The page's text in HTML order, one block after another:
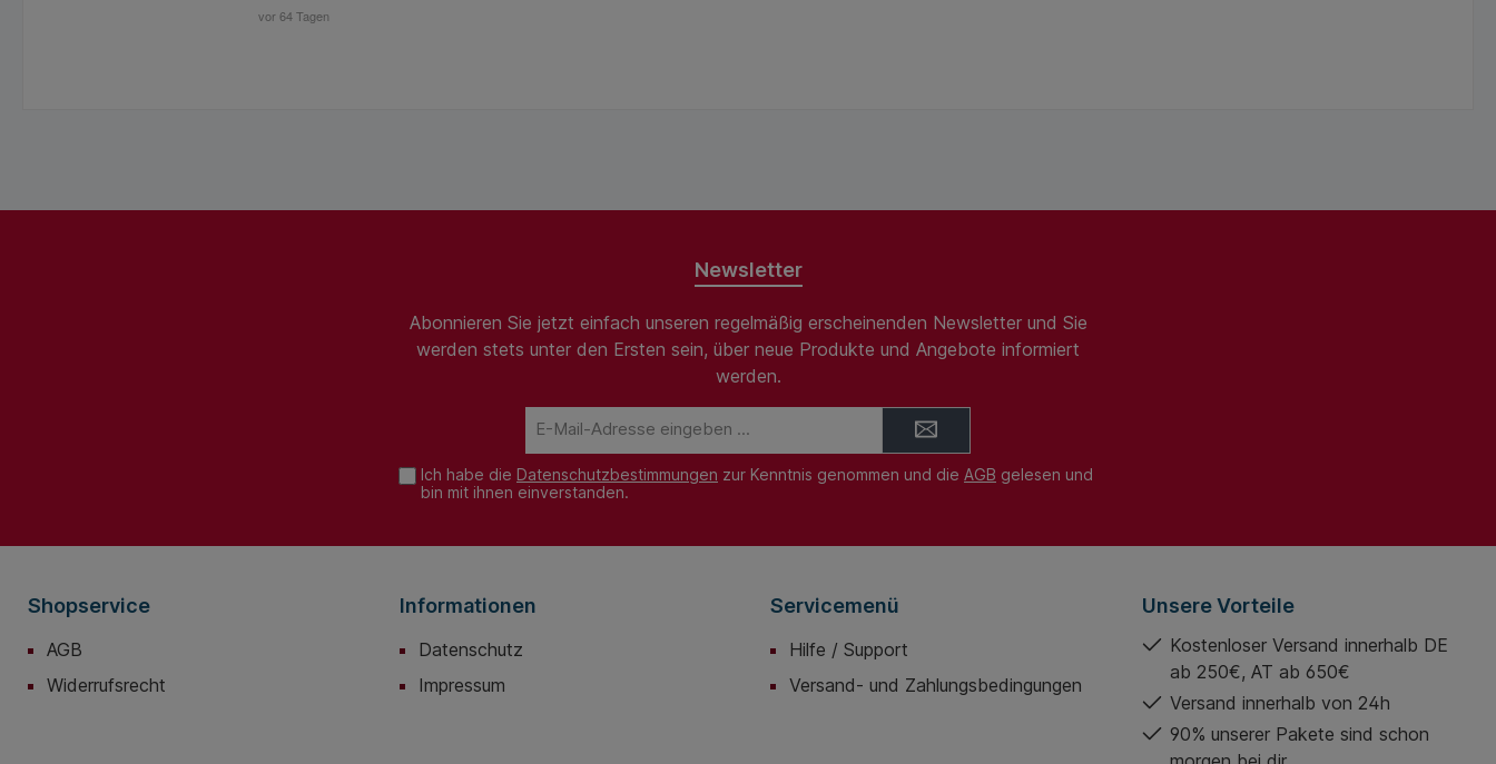
Newsletter
Abonnieren Sie jetzt einfach unseren regelmäßig erscheinenden Newsletter und Sie
werden stets unter den Ersten sein, über neue Produkte und Angebote informiert
werden.
Mail-
Adresse*
Ich habe die Datenschutzbestimmungen zur Kenntnis genommen und die AGB gelesen und
bin mit ihnen einverstanden.
Shopservice
AGB
Widerrufsrecht
Informationen
Datenschutz
Impressum
Servicemenü
Hilfe / Support
Versand- und Zahlungsbedingungen
Unsere Vorteile
Kostenloser Versand innerhalb DE
ab 250€, AT ab 650€
Versand innerhalb von 24h
90% unserer Pakete sind schon